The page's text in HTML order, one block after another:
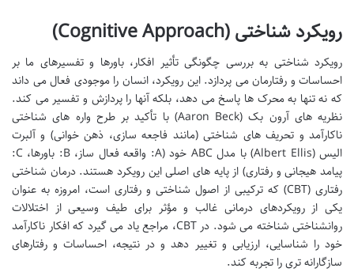
رویکرد شناختی (Cognitive Approach)
رویکرد شناختی به بررسی چگونگی تأثیر افکار، باورها و تفسیرهای ما بر
احساسات و رفتارمان می پردازد. این رویکرد، انسان را موجودی فعال می داند
که نه تنها به محرک ها پاسخ می دهد، بلکه آنها را پردازش و تفسیر می کند.
نظریه های آرون بک (Aaron Beck) با تأکید بر طرح واره های شناختی
ناکارآمد و تحریف های شناختی (مانند فاجعه سازی، ذهن خوانی) و آلبرت
الیس (Albert Ellis) با مدل ABC خود (A: واقعه فعال ساز، B: باورها، C:
پیامد هیجانی و رفتاری) از پایه های اصلی این رویکرد هستند. درمان شناختی
رفتاری (CBT) که ترکیبی از اصول شناختی و رفتاری است، امروزه به عنوان
یکی از رویکردهای درمانی غالب و مؤثر برای طیف وسیعی از اختلالات
روانشناختی شناخته می شود. در CBT، مراجع یاد می گیرد که افکار ناکارآمد
خود را شناسایی، ارزیابی و تغییر دهد و در نتیجه، احساسات و رفتارهای
سازگارانه تری را تجربه کند.